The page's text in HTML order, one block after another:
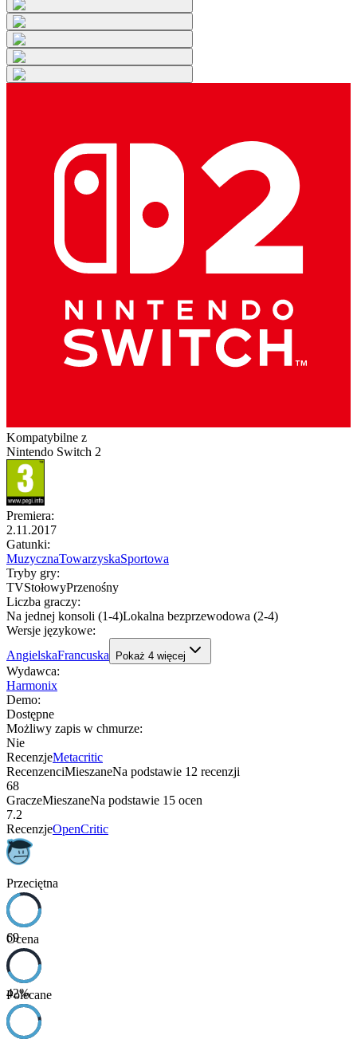
Kompatybilne z
Nintendo Switch 2
Premiera:
2.11.2017
Gatunki:
MuzycznaTowarzyskaSportowa
Tryby gry:
TVStołowyPrzenośny
Liczba graczy:
Na jednej konsoli (1-4)Lokalna bezprzewodowa (2-4)
Wersje językowe:
AngielskaFrancuska Pokaż 4 więcej
Wydawca:
Harmonix
Demo:
Dostępne
Możliwy zapis w chmurze:
Nie
RecenzjeMetacritic
RecenzenciMieszaneNa podstawie 12 recenzji
68
GraczeMieszaneNa podstawie 15 ocen
7.2
RecenzjeOpenCritic
Przeciętna
69
Ocena
42%
Polecane